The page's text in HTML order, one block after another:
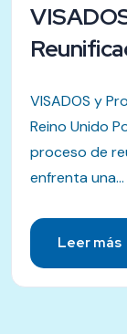
VISADOS y
Reino Unido
proceso de
enfrenta una...
Leer más